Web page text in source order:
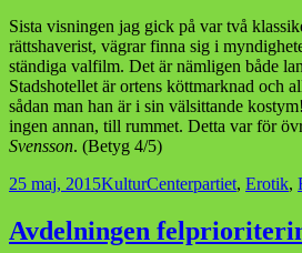
Sista visningen jag gick på var två
rättshaverist, vägrar finna sig i
ständiga valfilm. Det är nämligen både
Stadshotellet är ortens köttmarknad och
sådan man han är i sin välsittande
ingen annan, till rummet. Detta var för
Svensson. (Betyg 4/5)
Postat
25 maj, 2015Kategorier
KulturTaggar
Centerpartiet, Erotik,
Avdelningen